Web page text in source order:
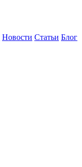
Новости Статьи Блог